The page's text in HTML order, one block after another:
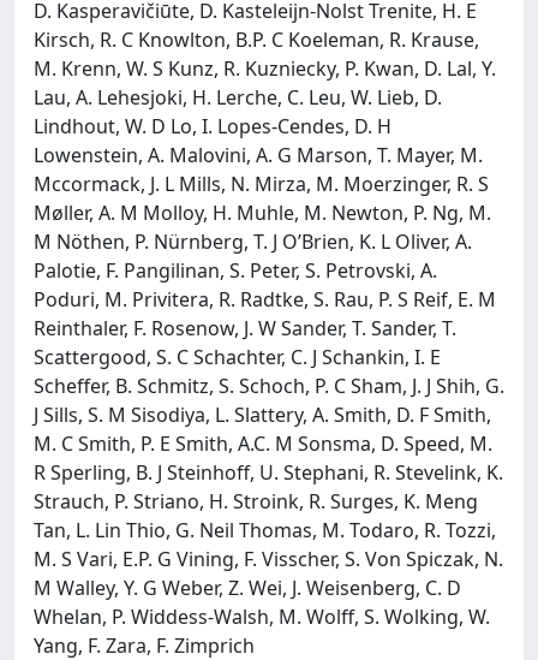
D. Kasperavičiūte, D. Kasteleijn-Nolst Trenite, H. E
Kirsch, R. C Knowlton, B.P. C Koeleman, R. Krause,
M. Krenn, W. S Kunz, R. Kuzniecky, P. Kwan, D. Lal, Y.
Lau, A. Lehesjoki, H. Lerche, C. Leu, W. Lieb, D.
Lindhout, W. D Lo, I. Lopes-Cendes, D. H
Lowenstein, A. Malovini, A. G Marson, T. Mayer, M.
Mccormack, J. L Mills, N. Mirza, M. Moerzinger, R. S
Møller, A. M Molloy, H. Muhle, M. Newton, P. Ng, M.
M Nöthen, P. Nürnberg, T. J O’Brien, K. L Oliver, A.
Palotie, F. Pangilinan, S. Peter, S. Petrovski, A.
Poduri, M. Privitera, R. Radtke, S. Rau, P. S Reif, E. M
Reinthaler, F. Rosenow, J. W Sander, T. Sander, T.
Scattergood, S. C Schachter, C. J Schankin, I. E
Scheffer, B. Schmitz, S. Schoch, P. C Sham, J. J Shih, G.
J Sills, S. M Sisodiya, L. Slattery, A. Smith, D. F Smith,
M. C Smith, P. E Smith, A.C. M Sonsma, D. Speed, M.
R Sperling, B. J Steinhoff, U. Stephani, R. Stevelink, K.
Strauch, P. Striano, H. Stroink, R. Surges, K. Meng
Tan, L. Lin Thio, G. Neil Thomas, M. Todaro, R. Tozzi,
M. S Vari, E.P. G Vining, F. Visscher, S. Von Spiczak, N.
M Walley, Y. G Weber, Z. Wei, J. Weisenberg, C. D
Whelan, P. Widdess-Walsh, M. Wolff, S. Wolking, W.
Yang, F. Zara, F. Zimprich